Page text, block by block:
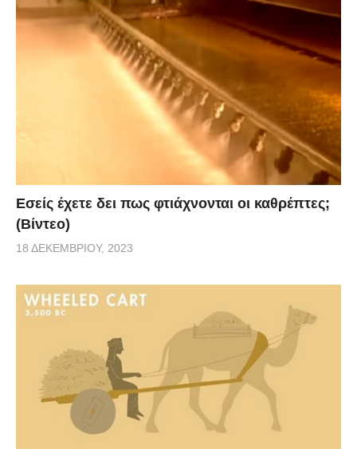
Εσείς έχετε δει πως φτιάχνονται οι καθρέπτες;
(Βίντεο)
18 ΔΕΚΕΜΒΡΊΟΥ, 2023